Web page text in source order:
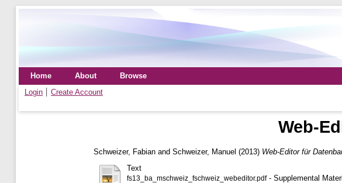
Home About
Browse
Login
Create Account
Web-
Schweizer, Fabian and Schweizer, Manuel (2013) Web-Editor für
Text
fs13_ba_mschweiz_fschweiz_webeditor.pdf- Supplemental